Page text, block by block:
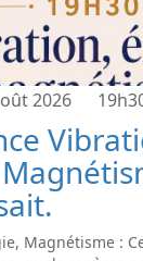
2026
Magnétisme :